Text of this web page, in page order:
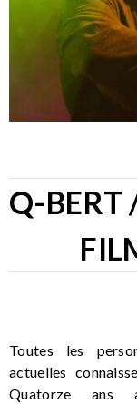
Q-BERT
Toutes les
actuelles
Quatorze ans